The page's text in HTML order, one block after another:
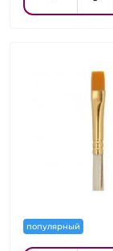
популярный